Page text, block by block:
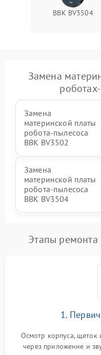
BBK BV3504
Замена
Замена
материнской платы
робота-пылесоса
BBK BV3502
Замена
материнской платы
робота-пылесоса
BBK BV3504
Этапы ремонта
1.
Осмотр корпуса,
через приложение и